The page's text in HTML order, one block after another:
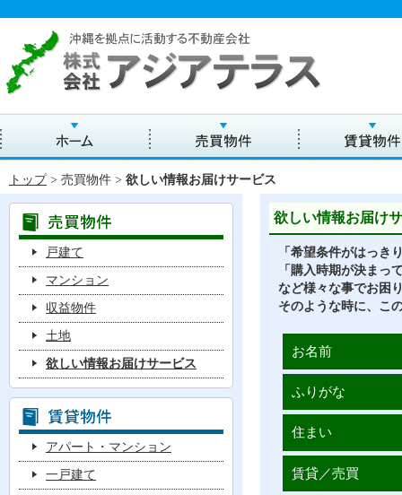
トップ > 売買物件 > 欲しい情報お届けサービス
欲しい情報お届け
「希望条件がはっき
「購入時期が決まっ
など様々な事でお困
そのような時に、こ
お名前
ふりがな
住まい
賃貸／売買
戸建て
マンション
収益物件
土地
欲しい情報お届けサービス
アパート・マンション
一戸建て